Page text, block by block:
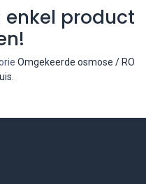
enkel product
Omgekeerde osmose / RO